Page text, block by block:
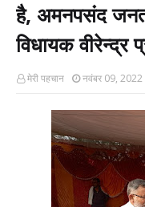
है, अमनपसंद
विधायक वीरेन्द्र
मेरी पहचान नवंबर 09, 2022